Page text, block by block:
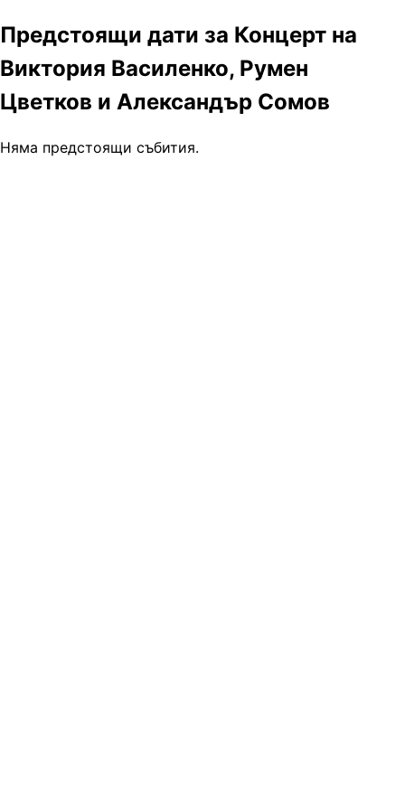
Предстоящи дати за Концерт на
Виктория Василенко, Румен
Цветков и Александър Сомов
Няма предстоящи събития.